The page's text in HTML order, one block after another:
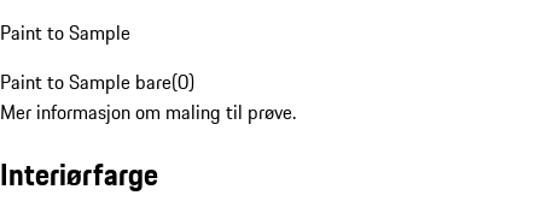
Paint to Sample
Paint to Sample bare(0)
Mer informasjon om maling til prøve.
Interiørfarge